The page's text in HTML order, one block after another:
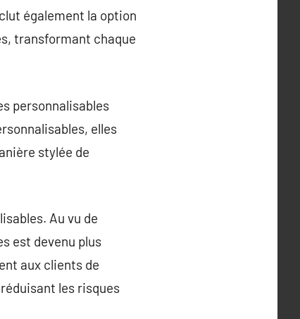
également la option
transformant chaque
personnalisables
elles
stylée de
Au vu de
est devenu plus
aux clients de
les risques